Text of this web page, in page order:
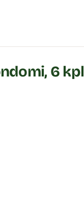
6 kpl